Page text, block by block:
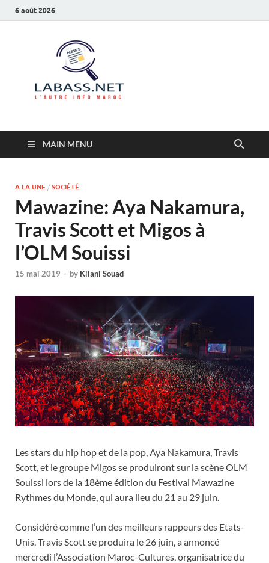
6 août 2026
MAIN MENU
A LA UNE / SOCIÉTÉ
Mawazine: Aya Nakamura,
Travis Scott et Migos à
l’OLM Souissi
15 mai 2019 - by Kilani Souad
Les stars du hip hop et de la pop, Aya Nakamura, Travis
Scott, et le groupe Migos se produiront sur la scène OLM
Souissi lors de la 18ème édition du Festival Mawazine
Rythmes du Monde, qui aura lieu du 21 au 29 juin.
Considéré comme l’un des meilleurs rappeurs des Etats-
Unis, Travis Scott se produira le 26 juin, a annoncé
mercredi l’Association Maroc-Cultures, organisatrice du